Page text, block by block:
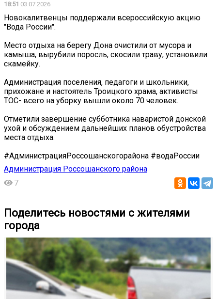
18:51 03.07.2026
Новокалитвенцы поддержали всероссийскую акцию
"Вода России".
Место отдыха на берегу Дона очистили от мусора и
камыша, вырубили поросль, скосили траву, установили
скамейку.
Администрация поселения, педагоги и школьники,
прихожане и настоятель Троицкого храма, активисты
ТОС- всего на уборку вышли около 70 человек.
Отметили завершение субботника наваристой донской
ухой и обсуждением дальнейших планов обустройства
места отдыха.
#АдминистрацияРоссошанскогорайона #водаРоссии
Администрация Россошанского района
7
Поделитесь новостями с жителями
города